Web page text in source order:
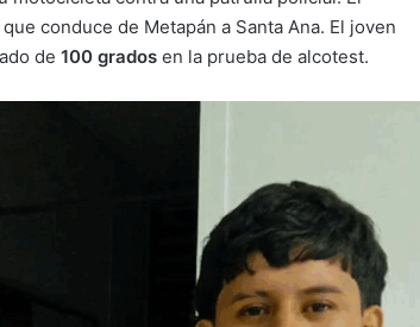
conduce de Metapán a Santa Ana. El joven
de 100 grados en la prueba de alcotest.